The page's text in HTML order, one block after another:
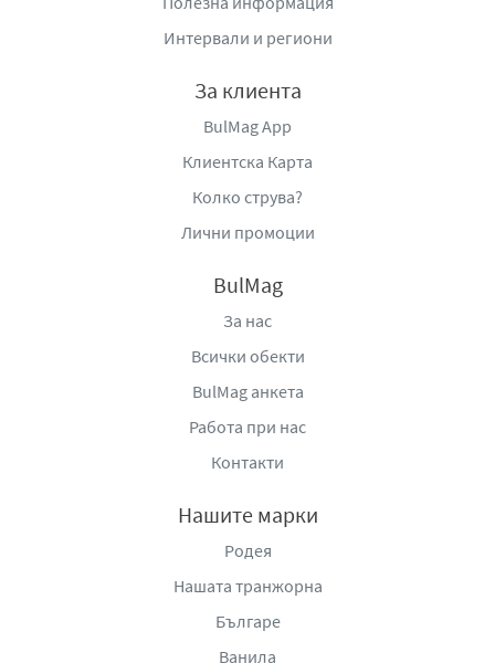
безалкохолно изживяване за всеки повод.
Терме ди Кродо С.р.л., ул. Молинето
Фуудсток ЕООД, гр. София, ул. Фредерик
office@foodstok.bg,www.foodstok.bg
Интервали и региони
За клиента
BulMag App
Клиентска Карта
Колко струва?
Лични промоции
BulMag
За нас
Всички обекти
BulMag анкета
Работа при нас
Контакти
Нашите марки
Родея
Нашата транжорна
Българе
Ванила